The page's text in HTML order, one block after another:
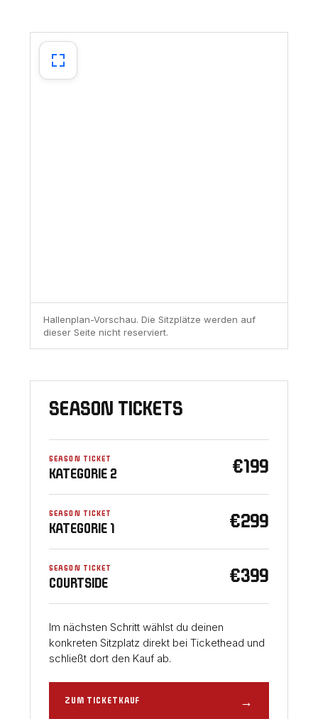
Hallenplan-Vorschau. Die Sitzplätze werden auf
dieser Seite nicht reserviert.
SEASON TICKETS
SEASON TICKET
KATEGORIE 2 €199
SEASON TICKET
KATEGORIE 1 €299
SEASON TICKET
COURTSIDE €399
Im nächsten Schritt wählst du deinen
konkreten Sitzplatz direkt bei Tickethead und
schließt dort den Kauf ab.
ZUM TICKETKAUF →